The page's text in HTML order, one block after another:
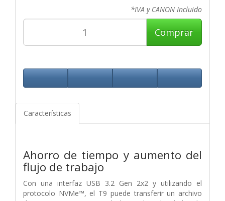
*IVA y CANON Incluido
Comprar
Características
Ahorro de tiempo y aumento del
flujo de trabajo
Con una interfaz USB 3.2 Gen 2x2 y utilizando el
protocolo NVMe™, el T9 puede transferir un archivo